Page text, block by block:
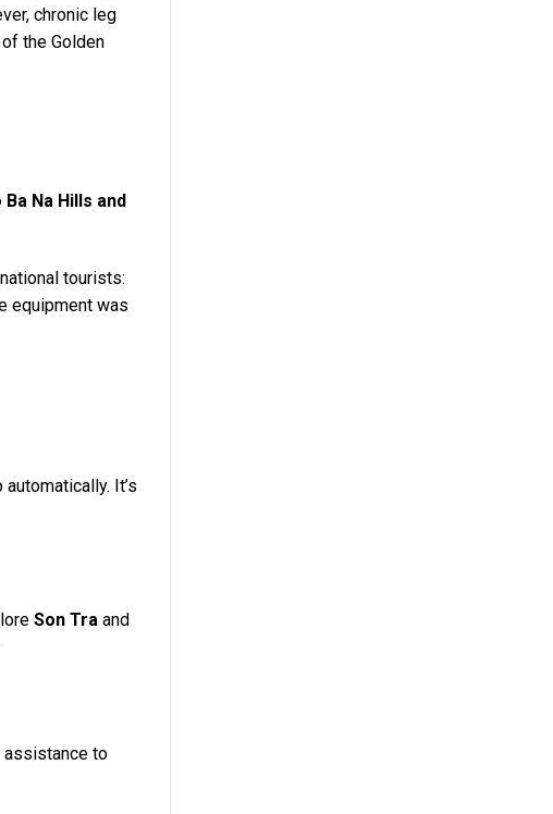
chronic leg
the Golden
Na Hills and
tourists:
equipment was
It’s
Son Tra and
assistance to